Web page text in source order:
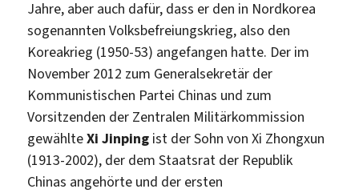
Jahre, aber auch dafür, dass er den in Nordkorea
sogenannten Volksbefreiungskrieg, also den
Koreakrieg (1950-53) angefangen hatte. Der im
November 2012 zum Generalsekretär der
Kommunistischen Partei Chinas und zum
Vorsitzenden der Zentralen Militärkommission
gewählteXi Jinping ist der Sohn von Xi Zhongxun
(1913-2002), der dem Staatsrat der Republik
Chinas angehörte und der ersten